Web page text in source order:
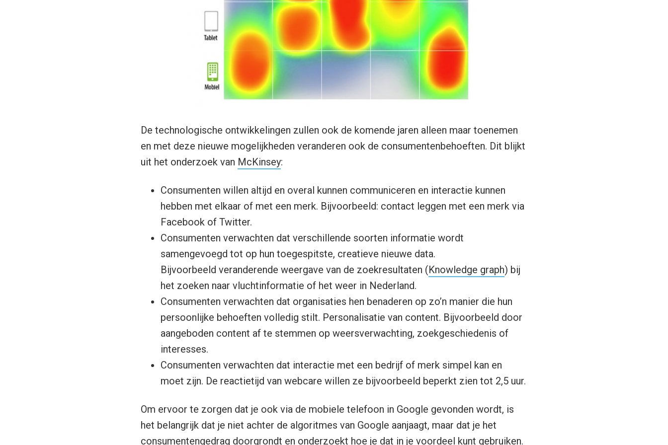
De technologische ontwikkelingen zullen ook de komende jaren alleen maar toenemen
en met deze nieuwe mogelijkheden veranderen ook de consumentenbehoeften. Dit blijkt
uit het onderzoek van McKinsey:
Consumenten willen altijd en overal kunnen communiceren en interactie kunnen
hebben met elkaar of met een merk. Bijvoorbeeld: contact leggen met een merk via
Facebook of Twitter.
Consumenten verwachten dat verschillende soorten informatie wordt
samengevoegd tot op hun toegespitste, creatieve nieuwe data.
Bijvoorbeeld veranderende weergave van de zoekresultaten (Knowledge graph) bij
het zoeken naar vluchtinformatie of het weer in Nederland.
Consumenten verwachten dat organisaties hen benaderen op zo’n manier die hun
persoonlijke behoeften volledig stilt. Personalisatie van content. Bijvoorbeeld door
aangeboden content af te stemmen op weersverwachting, zoekgeschiedenis of
interesses.
Consumenten verwachten dat interactie met een bedrijf of merk simpel kan en
moet zijn. De reactietijd van webcare willen ze bijvoorbeeld beperkt zien tot 2,5 uur.
Om ervoor te zorgen dat je ook via de mobiele telefoon in Google gevonden wordt, is
het belangrijk dat je niet achter de algoritmes van Google aanjaagt, maar dat je het
consumentengedrag doorgrondt en onderzoekt hoe je dat in je voordeel kunt gebruiken.